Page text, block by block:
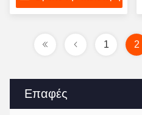
Επαφές
1 2